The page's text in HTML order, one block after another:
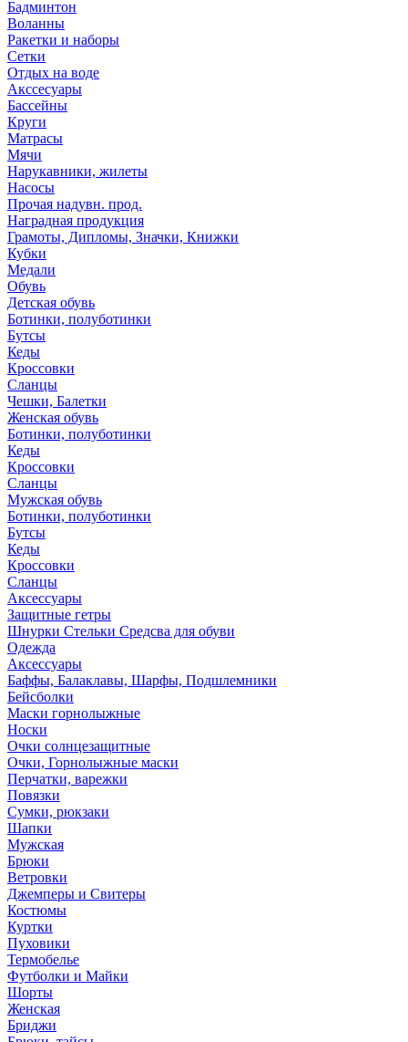
Бадминтон
Воланны
Ракетки и наборы
Сетки
Отдых на воде
Акссесуары
Бассейны
Круги
Матрасы
Мячи
Нарукавники, жилеты
Насосы
Прочая надувн. прод.
Наградная продукция
Грамоты, Дипломы, Значки, Книжки
Кубки
Медали
Обувь
Детская обувь
Ботинки, полуботинки
Бутсы
Кеды
Кроссовки
Сланцы
Чешки, Балетки
Женская обувь
Ботинки, полуботинки
Кеды
Кроссовки
Сланцы
Мужская обувь
Ботинки, полуботинки
Бутсы
Кеды
Кроссовки
Сланцы
Аксессуары
Защитные гетры
Шнурки Стельки Средсва для обуви
Одежда
Аксессуары
Баффы, Балаклавы, Шарфы, Подшлемники
Бейсболки
Маски горнолыжные
Носки
Очки солнцезащитные
Очки, Горнолыжные маски
Перчатки, варежки
Повязки
Сумки, рюкзаки
Шапки
Мужская
Брюки
Ветровки
Джемперы и Свитеры
Костюмы
Куртки
Пуховики
Термобелье
Футболки и Майки
Шорты
Женская
Бриджи